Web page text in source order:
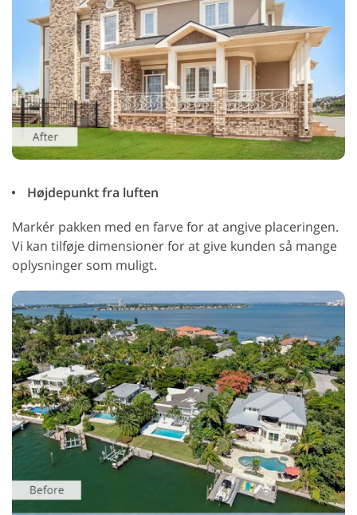
Højdepunkt fra luften
Markér pakken med en farve for at angive placeringen.
Vi kan tilføje dimensioner for at give kunden så mange
oplysninger som muligt.